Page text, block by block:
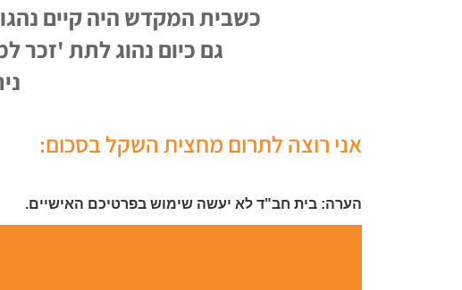
כשבית המקדש היה קיים
גם כיום נהוג לתת 'זכר למחצית
אני רוצה לתרום מחצית השקל בסכום:
הערה: בית חב"ד לא יעשה שימוש בפרטיכם האישיים.